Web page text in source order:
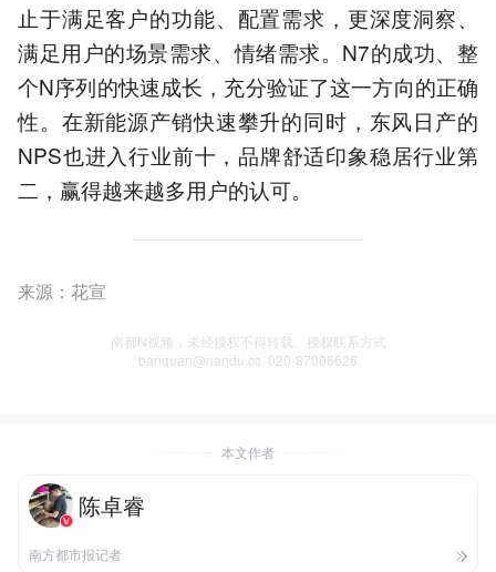
止于满足客户的功能、配置需求，更深度洞察、
满足用户的场景需求、情绪需求。N7的成功、整
个N序列的快速成长，充分验证了这一方向的正确
性。在新能源产销快速攀升的同时，东风日产的
NPS也进入行业前十，品牌舒适印象稳居行业第
二，赢得越来越多用户的认可。
来源：花宣
南都N视频，未经授权不得转载、授权联系方式
banquan@nandu.cc. 020-87006626
本文作者
陈卓睿
南方都市报记者